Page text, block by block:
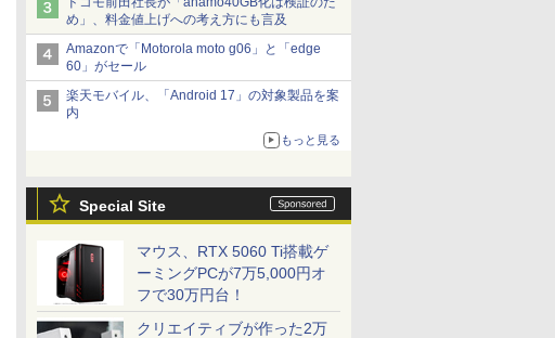
め」、料金値上げへの考え方にも言及
Amazonで「Motorola moto g06」と「edge
60」がセール
楽天モバイル、「Android 17」の対象製品を案
内
もっと見る
Special Site
マウス、RTX 5060 Ti搭載ゲ
ーミングPCが7万5,000円オ
フで30万円台！
クリエイティブが作った2万